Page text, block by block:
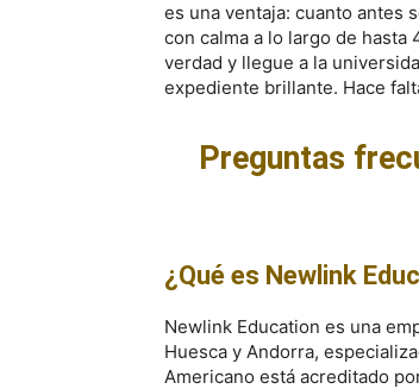
es una ventaja: cuanto antes
con calma a lo largo de hasta
verdad y llegue a la
expediente brillante. Hace
Preguntas
¿Qué es Newlink
Newlink Education es una
Huesca y Andorra,
Americano está acreditado